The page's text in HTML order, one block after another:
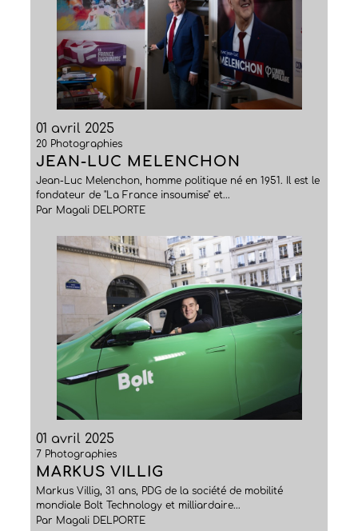
01 avril 2025
20 Photographies
JEAN-LUC MELENCHON
Jean-Luc Melenchon, homme politique né en 1951. Il est le
fondateur de "La France insoumise" et...
Par Magali DELPORTE
01 avril 2025
7 Photographies
MARKUS VILLIG
Markus Villig, 31 ans, PDG de la société de mobilité
mondiale Bolt Technology et milliardaire...
Par Magali DELPORTE